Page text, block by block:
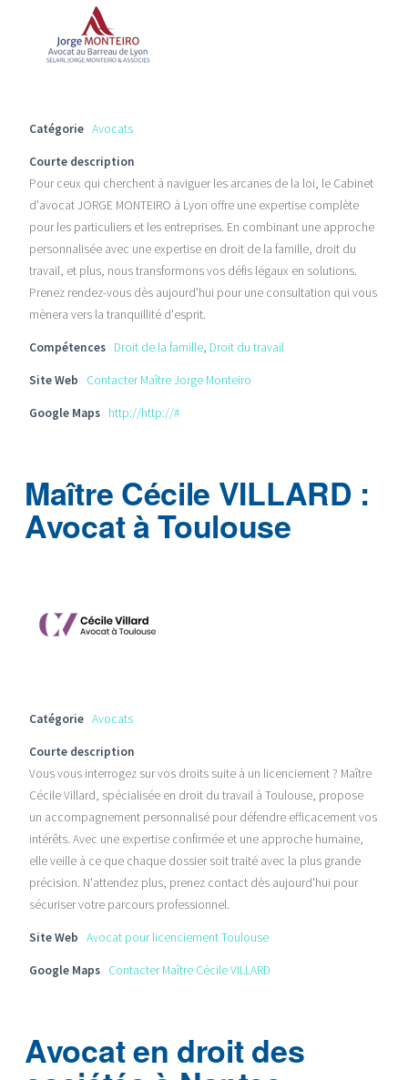
Catégorie Avocats
Courte description
Pour ceux qui cherchent à naviguer les arcanes de la loi, le Cabinet
d'avocat JORGE MONTEIRO à Lyon offre une expertise complète
pour les particuliers et les entreprises. En combinant une approche
personnalisée avec une expertise en droit de la famille, droit du
travail, et plus, nous transformons vos défis légaux en solutions.
Prenez rendez-vous dès aujourd'hui pour une consultation qui vous
mènera vers la tranquillité d'esprit.
Compétences Droit de la famille, Droit du travail
Site Web Contacter Maître Jorge Monteiro
Google Maps http://http://#
Maître Cécile VILLARD :
Avocat à Toulouse
Catégorie Avocats
Courte description
Vous vous interrogez sur vos droits suite à un licenciement ? Maître
Cécile Villard, spécialisée en droit du travail à Toulouse, propose
un accompagnement personnalisé pour défendre efficacement vos
intérêts. Avec une expertise confirmée et une approche humaine,
elle veille à ce que chaque dossier soit traité avec la plus grande
précision. N'attendez plus, prenez contact dès aujourd'hui pour
sécuriser votre parcours professionnel.
Site Web Avocat pour licenciement Toulouse
Google Maps Contacter Maître Cécile VILLARD
Avocat en droit des